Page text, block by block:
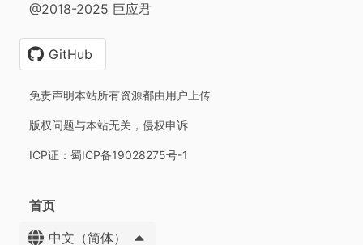
@2018-2025 巨应君
GitHub
免责声明本站所有资源都由用户上传
版权问题与本站无关，侵权申诉
ICP证：蜀ICP备19028275号-1
首页
中文（简体）